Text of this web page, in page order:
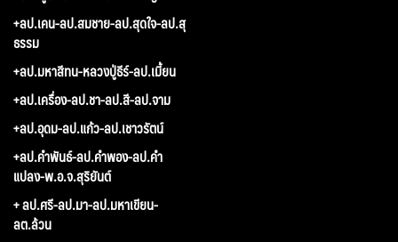
+ลป.เคน-ลป.สมชาย-ลป.สุดใจ-ลป.สุ
ธรรม
+ลป.มหาสีทน-หลวงปู่ธีร์-ลป.เมี้ยน
+ลป.เครื่อง-ลป.ชา-ลป.สี-ลป.จาม
+ลป.อุดม-ลป.แก้ว-ลป.เชาวรัตน์
+ลป.คำพันธ์-ลป.คำพอง-ลป.คำ
แปลง-พ.อ.จ.สุริยันต์
+ ลป.ศรี-ลป.มา-ลป.มหาเขียน-
ลต.ล้วน